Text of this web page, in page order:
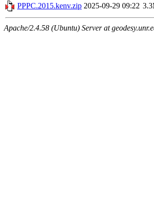
PPPC.2015.kenv.zip 2025-09-29 09:22
Apache/2.4.58 (Ubuntu) Server at